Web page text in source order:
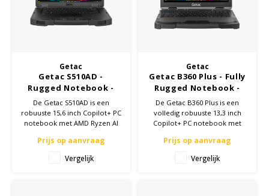
Getac
Getac S510AD -
Rugged Notebook -
15,6 inch - Copilot+ PC
De Getac S510AD is een
robuuste 15,6 inch Copilot+ PC
notebook met AMD Ryzen AI
TOPS. IP53 en MIL-STD-810H
gecertificeerd.
Prijs op aanvraag
Vergelijk
Getac
Getac B360 Plus - Fully
Rugged Notebook -
13,3 inch - Copilot+ PC
De Getac B360 Plus is een
volledig robuuste 13,3 inch
Copilot+ PC notebook met
en Intel AI Boost tot 48 TOPS.
IP66 en MIL-STD-810H.
Prijs op aanvraag
Vergelijk